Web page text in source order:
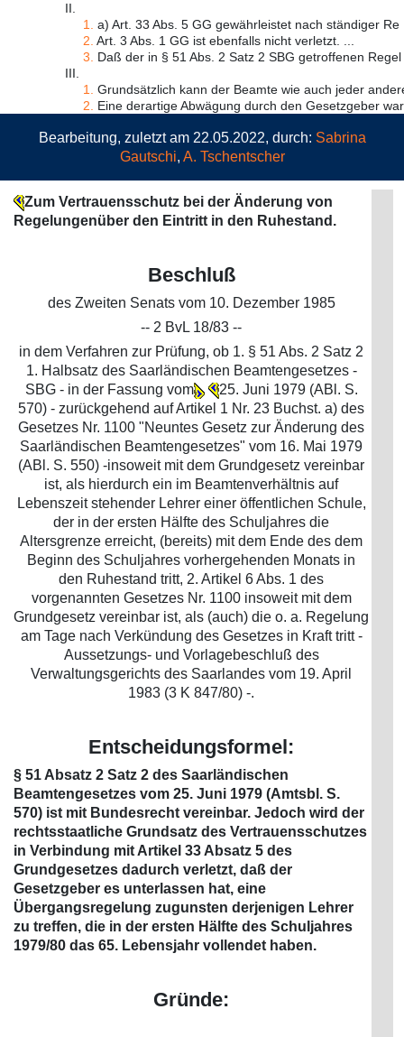
II.
1.
a) Art. 33 Abs. 5 GG gewährleistet nach ständiger Re
2. Art. 3 Abs. 1 GG ist ebenfalls nicht verletzt. ...
3.
Daß der in § 51 Abs. 2 Satz 2 SBG getroffenen Regel
III.
1.
Grundsätzlich kann der Beamte wie auch jeder
2.
Eine derartige Abwägung durch den Gesetzgeber
Bearbeitung, zuletzt am 22.05.2022, durch: Sabrina
Gautschi, A. Tschentscher
Zum Vertrauensschutz bei der Änderung von
Regelungenüber den Eintritt in den Ruhestand.
Beschluß
des Zweiten Senats vom 10. Dezember 1985
-- 2 BvL 18/83 --
in dem Verfahren zur Prüfung, ob 1. § 51 Abs. 2 Satz 2
1. Halbsatz des Saarländischen Beamtengesetzes -
SBG - in der Fassung vom
25. Juni 1979 (ABl. S.
570) - zurückgehend auf Artikel 1 Nr. 23 Buchst. a) des
Gesetzes Nr. 1100 "Neuntes Gesetz zur Änderung des
Saarländischen Beamtengesetzes" vom 16. Mai 1979
(ABl. S. 550) -insoweit mit dem Grundgesetz vereinbar
ist, als hierdurch ein im Beamtenverhältnis auf
Lebenszeit stehender Lehrer einer öffentlichen Schule,
der in der ersten Hälfte des Schuljahres die
Altersgrenze erreicht, (bereits) mit dem Ende des dem
Beginn des Schuljahres vorhergehenden Monats in
den Ruhestand tritt, 2. Artikel 6 Abs. 1 des
vorgenannten Gesetzes Nr. 1100 insoweit mit dem
Grundgesetz vereinbar ist, als (auch) die o. a. Regelung
am Tage nach Verkündung des Gesetzes in Kraft tritt -
Aussetzungs- und Vorlagebeschluß des
Verwaltungsgerichts des Saarlandes vom 19. April
1983 (3 K 847/80) -.
Entscheidungsformel:
§ 51 Absatz 2 Satz 2 des Saarländischen
Beamtengesetzes vom 25. Juni 1979 (Amtsbl. S.
570) ist mit Bundesrecht vereinbar. Jedoch wird der
rechtsstaatliche Grundsatz des Vertrauensschutzes
in Verbindung mit Artikel 33 Absatz 5 des
Grundgesetzes dadurch verletzt, daß der
Gesetzgeber es unterlassen hat, eine
Übergangsregelung zugunsten derjenigen Lehrer
zu treffen, die in der ersten Hälfte des Schuljahres
1979/80 das 65. Lebensjahr vollendet haben.
Gründe: